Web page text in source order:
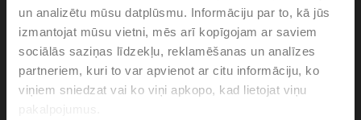
un analizētu mūsu datplūsmu. Informāciju par to, kā jūs
izmantojat mūsu vietni, mēs arī kopīgojam ar saviem
sociālās saziņas līdzekļu, reklamēšanas un analīzes
partneriem, kuri to var apvienot ar citu informāciju, ko
viņiem sniedzat vai ko viņi apkopo, kad lietojat viņu
16, ps 1600 kPa, Kvs 1300 m³/h, Kvmax 4200 m³/h,
Fluid temperature -20...120°C [-4...248°F]
Please contact your local Sales Representative for
ordering.